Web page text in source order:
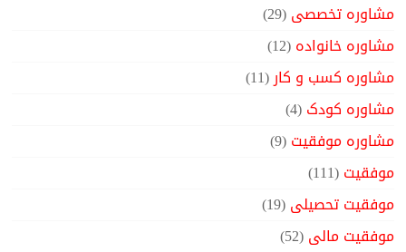
مشاوره تخصصی(29)
مشاوره خانواده(12)
مشاوره کسب و کار(11)
مشاوره کودک(4)
مشاوره موفقیت(9)
موفقیت(111)
موفقیت تحصیلی(19)
موفقیت مالی(52)